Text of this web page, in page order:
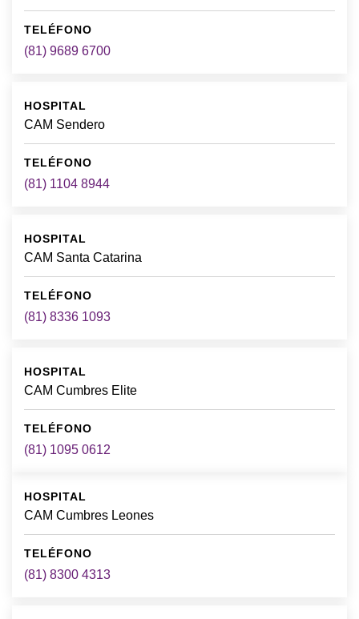
(81) 9689 6700
CAM Sendero
(81) 1104 8944
CAM Santa Catarina
(81) 8336 1093
CAM Cumbres Elite
(81) 1095 0612
CAM Cumbres Leones
(81) 8300 4313